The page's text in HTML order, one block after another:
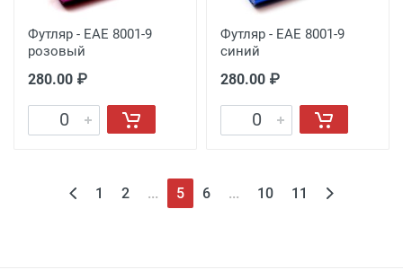
Футляр - EAE 8001-9
розовый
280.00 ₽
Футляр - EAE 8001-9
синий
280.00 ₽
1 2 ... 5 6 ... 10 11